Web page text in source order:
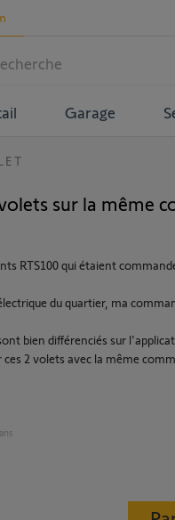
Garage
sur la même
RTS100 qui étaient
du quartier, ma
bien différenciés sur
2 volets avec la même